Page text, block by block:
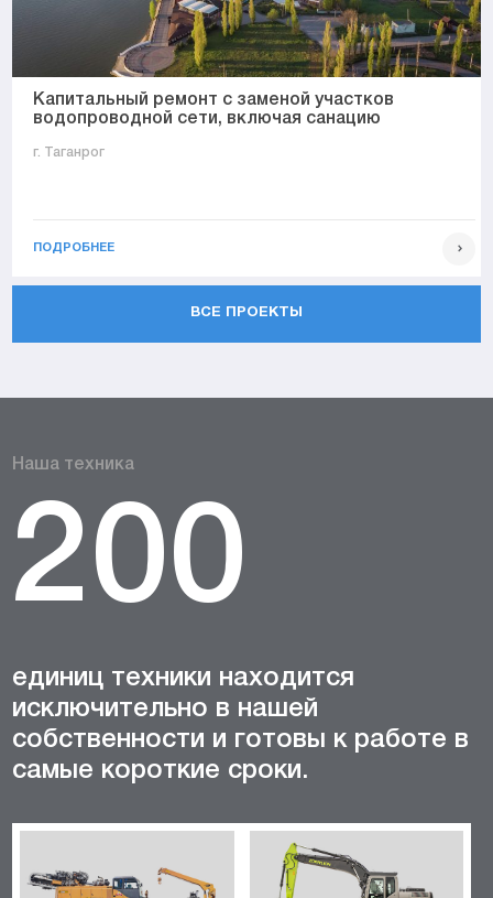
Капитальный ремонт с заменой участков
водопроводной сети, включая санацию
г. Таганрог
ПОДРОБНЕЕ
ВСЕ ПРОЕКТЫ
Наша техника
200
единиц техники находится
исключительно в нашей
собственности и готовы к работе в
самые короткие сроки.